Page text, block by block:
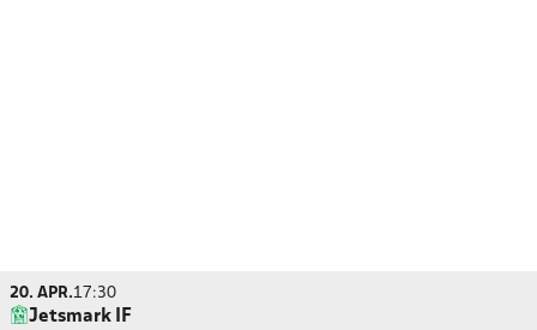
20. APR.17:30
Jetsmark IF